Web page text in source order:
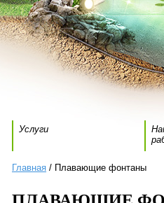
Услуги
Главная / Плавающие фонтаны